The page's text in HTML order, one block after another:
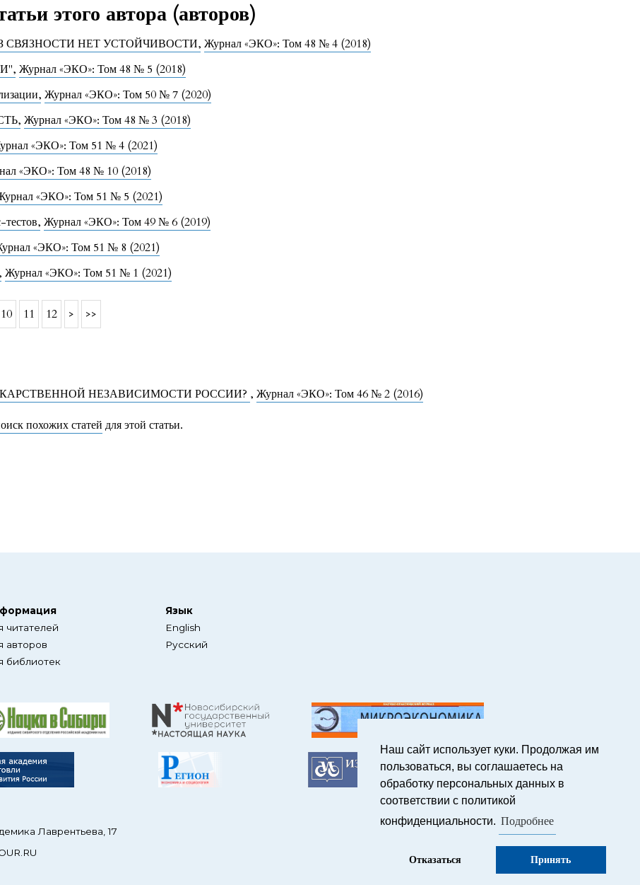
Наш сайт использует куки. Продолжая им
пользоваться, вы соглашаетесь на
обработку персональных данных в
соответствии с политикой
конфиденциальности. Подробнее
Отказаться Принять
этого автора (авторов)
СВЯЗНОСТИ НЕТ УСТОЙЧИВОСТИ,Журнал «ЭКО»: Том 48 № 4 (2018)
,Журнал «ЭКО»: Том 48 № 5 (2018)
,Журнал «ЭКО»: Том 50 № 7 (2020)
,Журнал «ЭКО»: Том 48 № 3 (2018)
«ЭКО»: Том 51 № 4 (2021)
«ЭКО»: Том 48 № 10 (2018)
«ЭКО»: Том 51 № 5 (2021)
тестов,Журнал «ЭКО»: Том 49 № 6 (2019)
«ЭКО»: Том 51 № 8 (2021)
,Журнал «ЭКО»: Том 51 № 1 (2021)
10 11 12 > >>
НЕЗАВИСИМОСТИ РОССИИ? ,Журнал «ЭКО»: Том 46 № 2 (2016)
похожих статей для этой статьи.
читателей
авторов
библиотек
Язык
English
Русский
Лаврентьева, 17